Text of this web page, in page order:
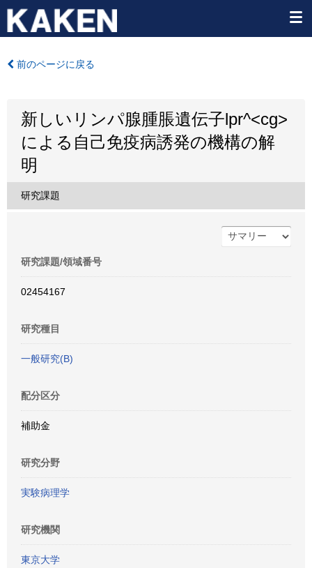
前のページに戻る
新しいリンパ腺腫脹遺伝子lpr^<cg>
による自己免疫病誘発の機構の解
明
研究課題
研究課題/領域番号
02454167
研究種目
一般研究(B)
配分区分
補助金
研究分野
実験病理学
研究機関
東京大学